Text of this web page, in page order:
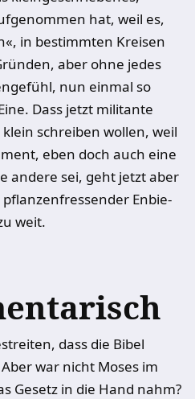
hat, weil es,
in bestimmten Kreisen
aber ohne jedes
nun einmal so
Dass jetzt militante
schreiben wollen, weil
eben doch auch eine
andere sei, geht jetzt aber
Enbie-
weit.
dass die Bibel
war nicht Moses im
Gesetz in die Hand nahm?